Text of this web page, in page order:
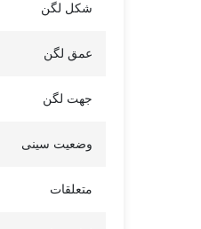
شکل لگن
عمق لگن
جهت لگن
وضعیت سینی
متعلقات